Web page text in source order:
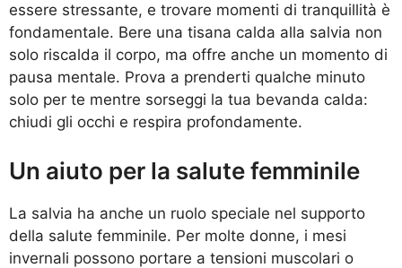
essere stressante, e trovare momenti di tranquillità è
fondamentale. Bere una tisana calda alla salvia non
solo riscalda il corpo, ma offre anche un momento di
pausa mentale. Prova a prenderti qualche minuto
solo per te mentre sorseggi la tua bevanda calda:
chiudi gli occhi e respira profondamente.
Un aiuto per la salute femminile
La salvia ha anche un ruolo speciale nel supporto
della salute femminile. Per molte donne, i mesi
invernali possono portare a tensioni muscolari o